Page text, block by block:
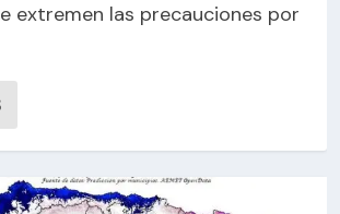
extremen las precauciones por